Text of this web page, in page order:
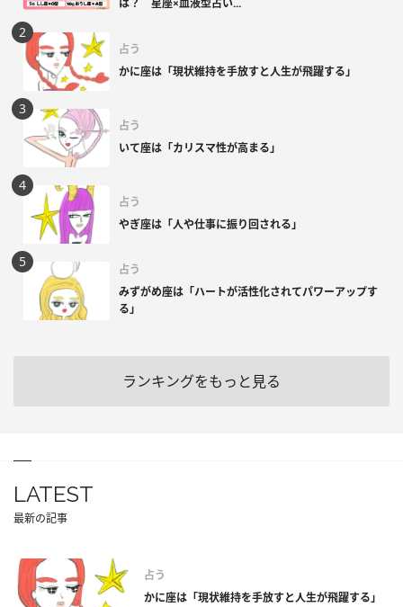
は？ 星座×血液型占い...
占う
かに座は「現状維持を手放すと人生が飛躍する」
占う
いて座は「カリスマ性が高まる」
占う
やぎ座は「人や仕事に振り回される」
占う
みずがめ座は「ハートが活性化されてパワーアップす
る」
ランキングをもっと見る
LATEST
最新の記事
占う
かに座は「現状維持を手放すと人生が飛躍する」